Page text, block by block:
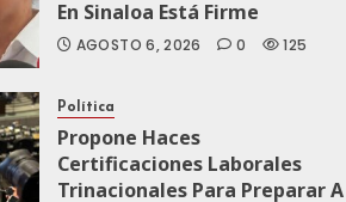
En Sinaloa Está Firme
AGOSTO 6, 2026 0 125
Política
Propone Haces
Certificaciones Laborales
Trinacionales Para Preparar A